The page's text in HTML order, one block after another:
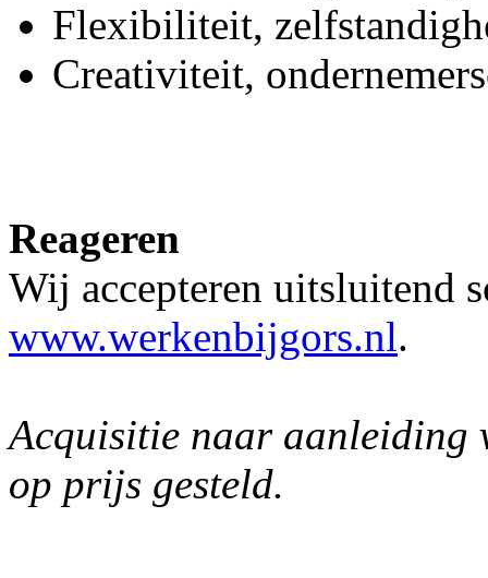
Flexibiliteit,
Creativiteit,
Reageren
Wij accepteren uitsluitend
www.werkenbijgors.nl.
Acquisitie naar aanleiding
op prijs gesteld.